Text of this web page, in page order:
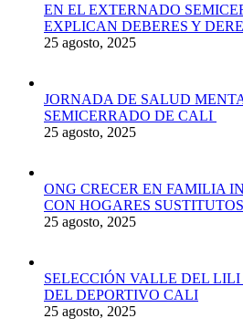
EN EL EXTERNADO
EXPLICAN DEBERES Y
25 agosto, 2025
JORNADA DE SALUD
SEMICERRADO DE CALI
25 agosto, 2025
ONG CRECER EN FAMILIA
CON HOGARES
25 agosto, 2025
SELECCIÓN VALLE DEL LILI
DEL DEPORTIVO CALI
25 agosto, 2025